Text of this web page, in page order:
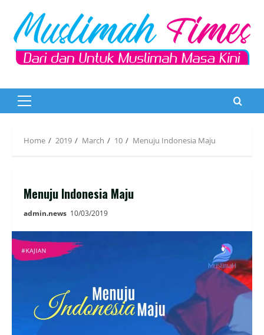
content
Primary
Home 2019 March 10 Menuju Indonesia Maju
Menuju Indonesia Maju
admin.news 10/03/2019